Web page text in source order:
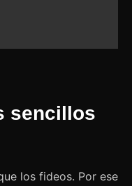
sencillos
los fideos. Por ese